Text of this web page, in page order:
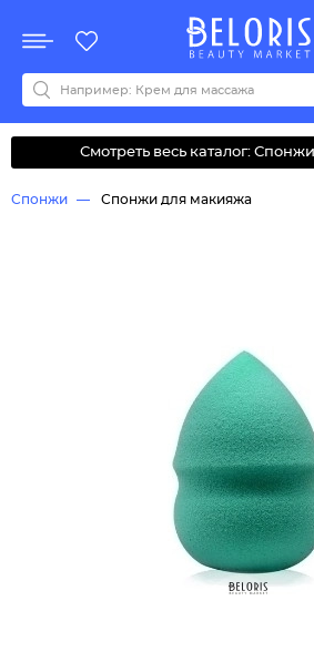
Акции
Все бренды
0-9ABCDEFGHIJKLMNOPQRSTUVWYZА
Смотреть весь каталог:
Спонжи Спонжи для макияжа